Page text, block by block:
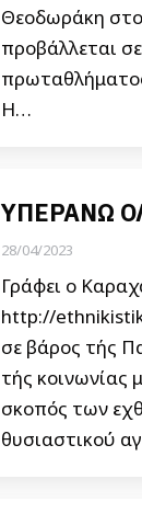
Θεοδωράκη
προβάλλεται
Η…
ΥΠΕΡΑΝΩ
28/04/2023
Γράφει ο
http://
σε βάρος τής
τής κοινωνίας
σκοπός των
θυσιαστικού